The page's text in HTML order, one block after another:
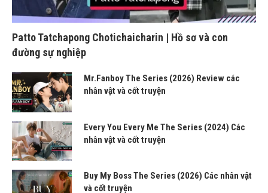
Patto Tatchapong Chotichaicharin | Hồ sơ và con
đường sự nghiệp
Mr.Fanboy The Series (2026) Review các
nhân vật và cốt truyện
Every You Every Me The Series (2024) Các
nhân vật và cốt truyện
Buy My Boss The Series (2026) Các nhân vật
và cốt truyện